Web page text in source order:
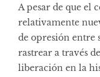
A pesar de que el
relativamente
de opresión entre
rastrear a través
liberación en la